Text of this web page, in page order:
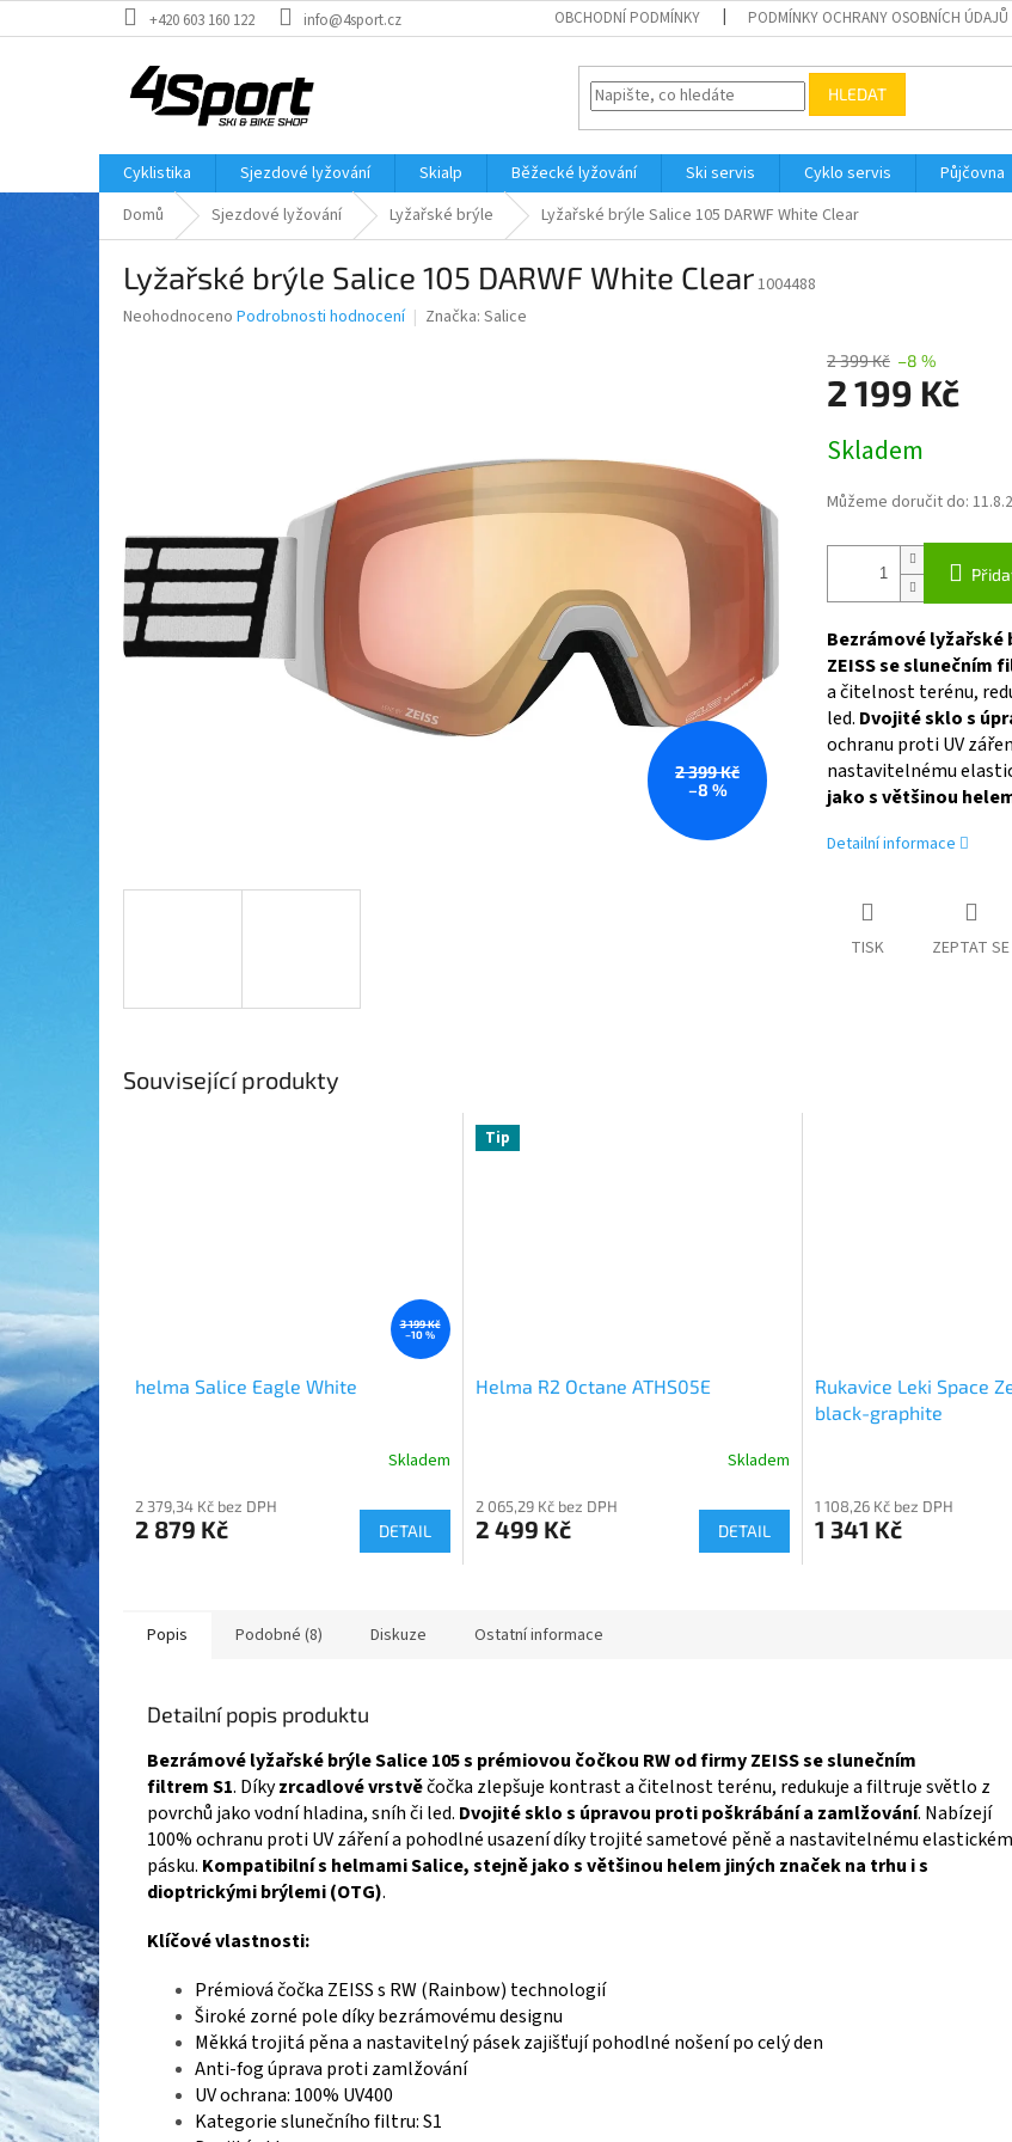
na
+420 603 160 122 info@4sport.cz OBCHODNÍ PODMÍNKY PODMÍNKY OCHRANY OSOBNÍCH ÚDAJŮ
HLEDAT
Cyklistika Sjezdové lyžování Skialp Běžecké lyžování Ski servis Cyklo servis Půjčovna
Domů
Sjezdové lyžování Lyžařské brýle Lyžařské brýle Salice 105 DARWF White Clear
Lyžařské brýle Salice 105 DARWF White Clear1004488
Průměrné
Neohodnoceno Podrobnosti hodnocení Značka: Salice
2 399 Kč
–8 %
2 399 Kč –8 %
2 199 Kč
cena:
Skladem
Můžeme doručit do:
Bezrámové lyžařské
ZEISS se slunečním
a čitelnost terénu,
led. Dvojité sklo s
ochranu proti UV
nastavitelnému
jako s většinou
Detailní informace
TISK ZEPTAT SE
Související produkty
3 199 Kč
–10 %
helma Salice Eagle White
Skladem
2 379,34 Kč bez DPH
2 879 Kč DETAIL
Tip
Helma R2 Octane ATHS05E
Skladem
2 065,29 Kč bez DPH
2 499 Kč DETAIL
Rukavice Leki Space
black-graphite
1 108,26 Kč bez DPH
1 341 Kč
Popis Podobné (8) Diskuze Ostatní informace
Detailní popis produktu
Bezrámové lyžařské brýle Salice 105 s prémiovou čočkou RW od firmy ZEISS se slunečním
filtrem S1. Díkyzrcadlové vrstvěčočka zlepšuje kontrast a čitelnost terénu, redukuje a filtruje světlo z
povrchů jako vodní hladina, sníh či led. Dvojité sklo s úpravou proti poškrábání a zamlžování. Nabízejí
100% ochranu proti UV záření a pohodlné usazení díky trojité sametové pěně a nastavitelnému
pásku. Kompatibilní s helmami Salice, stejně jako s většinou helem jiných značek na trhu i s
dioptrickými brýlemi (OTG).
Klíčové vlastnosti:
Prémiová čočka ZEISS s RW (Rainbow) technologií
Široké zorné pole díky bezrámovému designu
Měkká trojitá pěna a nastavitelný pásek zajišťují pohodlné nošení po celý den
Anti-fog úprava proti zamlžování
UV ochrana: 100% UV400
Kategorie slunečního filtru: S1